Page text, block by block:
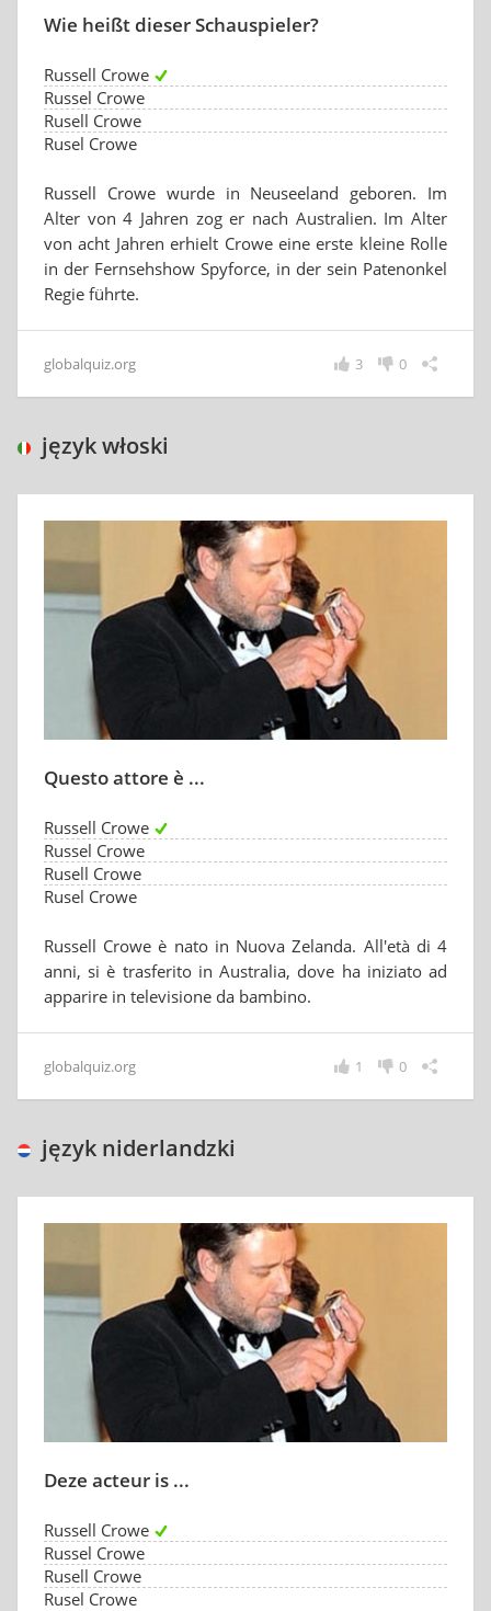
Wie heißt dieser Schauspieler?
Russell Crowe
Russel Crowe
Rusell Crowe
Rusel Crowe
Russell Crowe wurde in Neuseeland geboren. Im
Alter von 4 Jahren zog er nach Australien. Im Alter
von acht Jahren erhielt Crowe eine erste kleine Rolle
in der Fernsehshow Spyforce, in der sein Patenonkel
Regie führte.
globalquiz.org 0
3
język włoski
Questo attore è ...
Russell Crowe
Russel Crowe
Rusell Crowe
Rusel Crowe
Russell Crowe è nato in Nuova Zelanda. All'età di 4
anni, si è trasferito in Australia, dove ha iniziato ad
apparire in televisione da bambino.
globalquiz.org 0
1
język niderlandzki
Deze acteur is ...
Russell Crowe
Russel Crowe
Rusell Crowe
Rusel Crowe